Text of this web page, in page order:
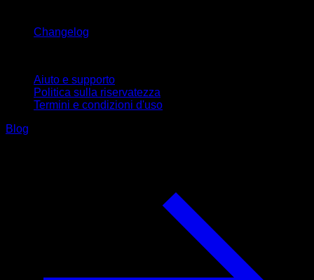
Changelog
Aiuto e supporto
Politica sulla riservatezza
Termini e condizioni d'uso
Blog